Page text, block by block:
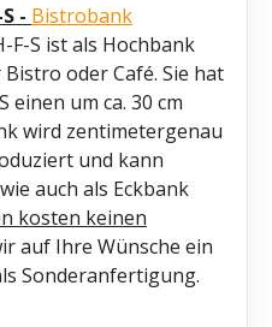
- Bistrobank
F-S ist als Hochbank
oder Café. Sie hat
einen um ca. 30 cm
wird zentimetergenau
und kann
auch als Eckbank
kosten keinen
auf Ihre Wünsche ein
Sonderanfertigung.